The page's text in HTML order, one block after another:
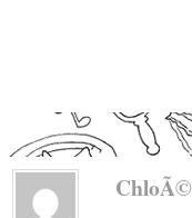
ChloÃ©